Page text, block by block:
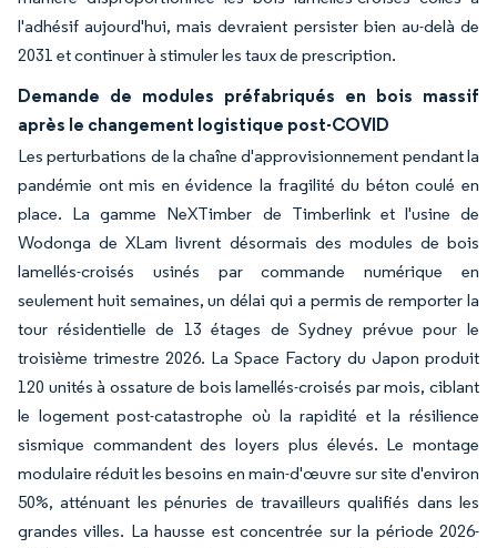
l'adhésif aujourd'hui, mais devraient persister bien au-delà de
2031 et continuer à stimuler les taux de prescription.
Demande de modules préfabriqués en bois massif
après le changement logistique post-COVID
Les perturbations de la chaîne d'approvisionnement pendant la
pandémie ont mis en évidence la fragilité du béton coulé en
place. La gamme NeXTimber de Timberlink et l'usine de
Wodonga de XLam livrent désormais des modules de bois
lamellés-croisés usinés par commande numérique en
seulement huit semaines, un délai qui a permis de remporter la
tour résidentielle de 13 étages de Sydney prévue pour le
troisième trimestre 2026. La Space Factory du Japon produit
120 unités à ossature de bois lamellés-croisés par mois, ciblant
le logement post-catastrophe où la rapidité et la résilience
sismique commandent des loyers plus élevés. Le montage
modulaire réduit les besoins en main-d'œuvre sur site d'environ
50%, atténuant les pénuries de travailleurs qualifiés dans les
grandes villes. La hausse est concentrée sur la période 2026-